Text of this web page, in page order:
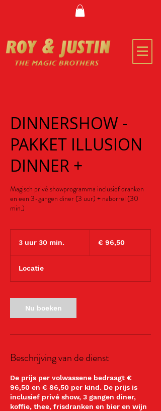
DINNERSHOW -
PAKKET ILLUSION
DINNER +
Magisch privé showprogramma inclusief dranken
en een 3-gangen diner (3 uur) + naborrel (30
min.)
3 uur 30 min.
3
m
n
€ 96,50
Locatie
Nu boeken
Beschrijving van de dienst
De prijs per volwassene bedraagt €
96,50 en € 86,50 per kind. De prijs is
inclusief privé show, 3 gangen diner,
koffie, thee, frisdranken en bier en wijn